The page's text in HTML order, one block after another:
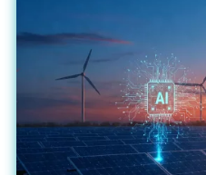
En savoir